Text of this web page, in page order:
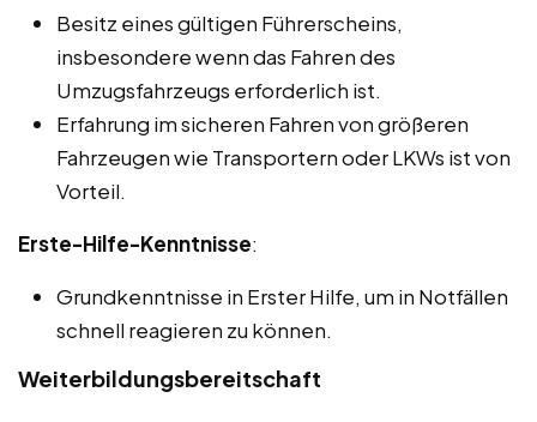
Besitz eines gültigen Führerscheins,
insbesondere wenn das Fahren des
Umzugsfahrzeugs erforderlich ist.
Erfahrung im sicheren Fahren von größeren
Fahrzeugen wie Transportern oder LKWs ist von
Vorteil.
Erste-Hilfe-Kenntnisse:
Grundkenntnisse in Erster Hilfe, um in Notfällen
schnell reagieren zu können.
Weiterbildungsbereitschaft